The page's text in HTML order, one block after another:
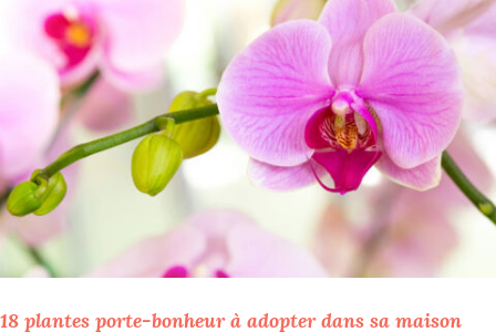
18 plantes porte-bonheur à adopter dans sa maison